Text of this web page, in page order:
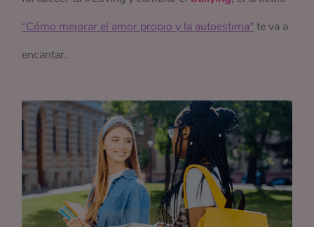
“Cómo mejorar el amor propio y la autoestima” te va a
encantar.